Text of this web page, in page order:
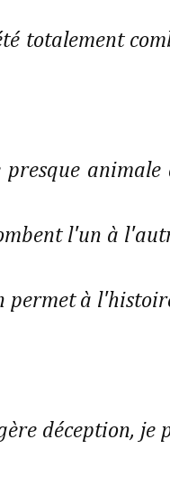
totalement
l'un à
à
déception, je